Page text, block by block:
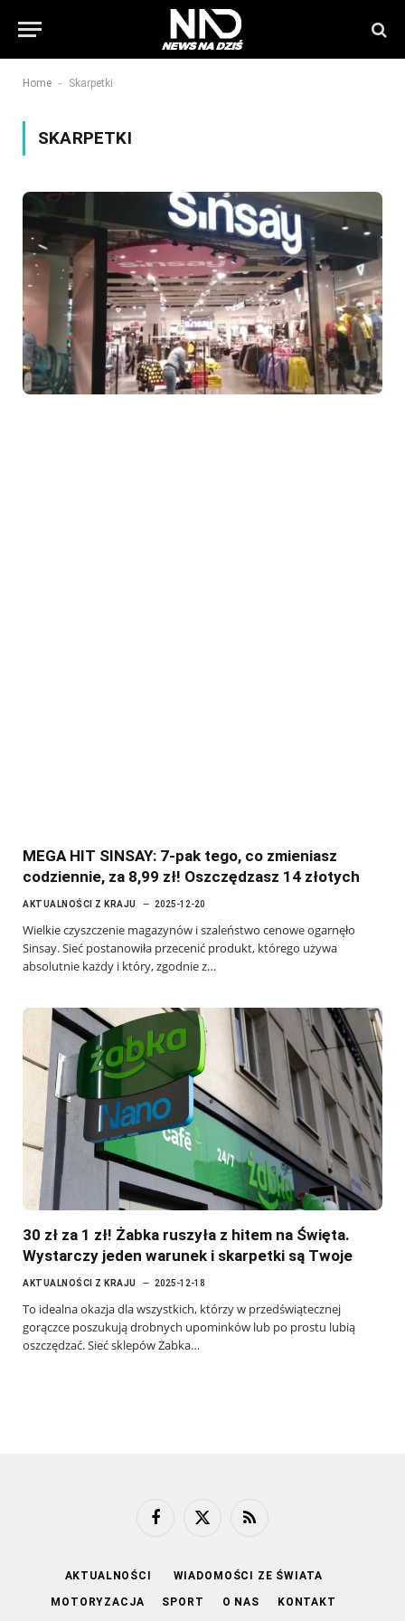
Home - Skarpetki
SKARPETKI
MEGA HIT SINSAY: 7-pak tego, co zmieniasz
codziennie, za 8,99 zł! Oszczędzasz 14 złotych
AKTUALNOŚCI Z KRAJU 2025-12-20
Wielkie czyszczenie magazynów i szaleństwo cenowe ogarnęło
Sinsay. Sieć postanowiła przecenić produkt, którego używa
absolutnie każdy i który, zgodnie z…
30 zł za 1 zł! Żabka ruszyła z hitem na Święta.
Wystarczy jeden warunek i skarpetki są Twoje
AKTUALNOŚCI Z KRAJU 2025-12-18
To idealna okazja dla wszystkich, którzy w przedświątecznej
gorączce poszukują drobnych upominków lub po prostu lubią
oszczędzać. Sieć sklepów Żabka…
FacebookX
RSS
AKTUALNOŚCI WIADOMOŚCI ZE ŚWIATA
MOTORYZACJA SPORT O NAS KONTAKT